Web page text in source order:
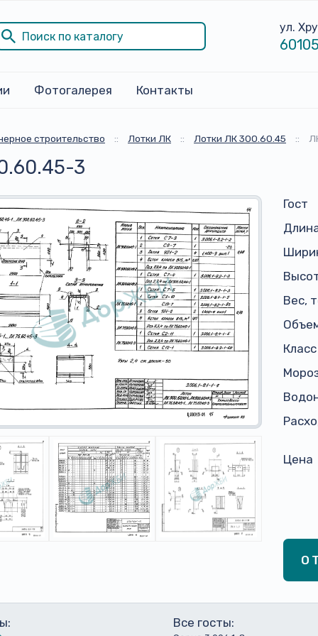
ул.
Фотогалерея Контакты
строительство :: Лотки ЛК :: Лотки ЛК 300.60.45 ::
3
Гост
Вес,
Цена
Все госты: